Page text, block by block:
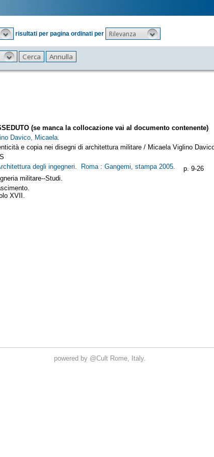
risultati per pagina ordinati per Rilevanza
powered by @Cult Rome, Italy.